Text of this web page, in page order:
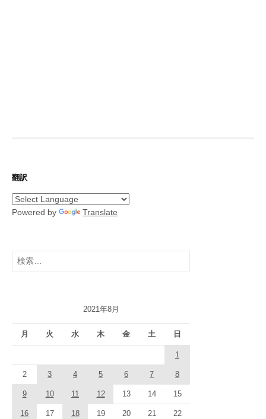
翻訳
Powered by Translate
検
索:
2021年8月
月 火 水 木 金 土 日
1
2 3 4 5 6 7 8
9 10 11 12 13 14 15
16 17 18 19 20 21 22